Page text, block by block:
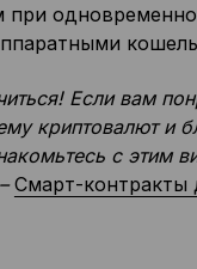
при
Если вам
криптовалют и
с этим
Смарт-контракты